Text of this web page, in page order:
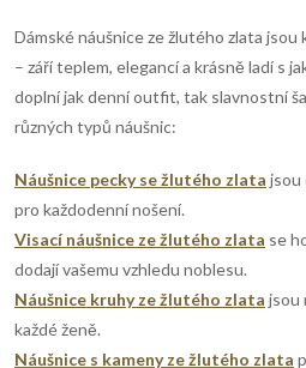
d
a
c
í
p
r
v
á
n
k
o
v
á
n
í
Dámské náušnice ze žlutého zlata
– září teplem, elegancí a krásně ladí s
doplní jak denní outfit, tak slavnostní
různých typů náušnic:
Náušnice pecky se žlutého zlata jsou
pro každodenní nošení.
Visací náušnice ze žlutého zlata se
dodají vašemu vzhledu noblesu.
Náušnice kruhy ze žlutého zlata jsou
každé ženě.
Náušnice s kameny ze žlutého zlata